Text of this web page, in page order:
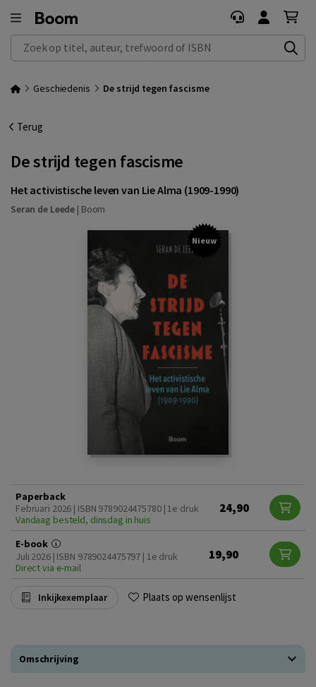
Zoek op titel, auteur, trefwoord of ISBN
Geschiedenis De strijd tegen fascisme
Terug
De strijd tegen fascisme
Het activistische leven van Lie Alma (1909-1990)
Seran de Leede | Boom
Nieuw
Paperback
Februari 2026 | ISBN 9789024475780 | 1e druk
Vandaag besteld, dinsdag in huis
24,90
E-book
Juli 2026 | ISBN 9789024475797 | 1e druk
Direct via e-mail
19,90
Inkijkexemplaar Plaats op wensenlijst
Omschrijving